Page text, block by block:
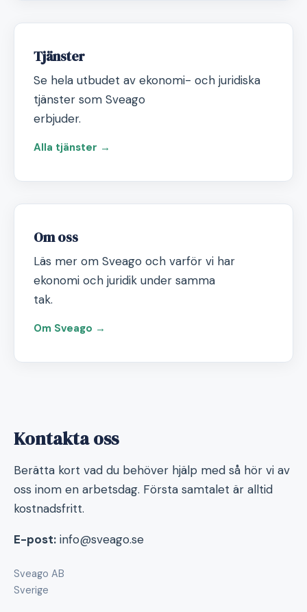
Tjänster
Se hela utbudet av ekonomi- och juridiska
tjänster som Sveago
erbjuder.
Alla tjänster →
Om oss
Läs mer om Sveago och varför vi har
ekonomi och juridik under samma
tak.
Om Sveago →
Kontakta oss
Berätta kort vad du behöver hjälp med så hör vi av
oss inom en arbetsdag. Första samtalet är alltid
kostnadsfritt.
E-post: info@sveago.se
Sveago AB
Sverige